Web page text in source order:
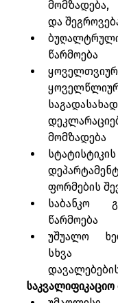
მომზადება,
და
წარმოება
მომზადება
სტატისტიკის
ფორმების
საბანკო
წარმოება
უშუალო
სხვა
საკვალიფიკაციო